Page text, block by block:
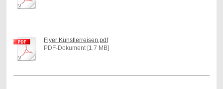
Flyer Künstlerreisen.pdf
PDF-Dokument [1.7 MB]